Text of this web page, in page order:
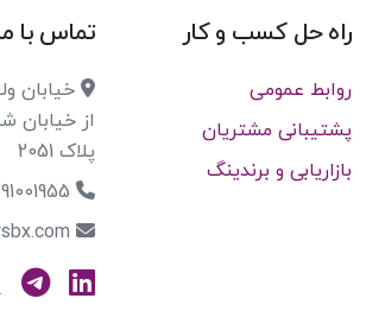
راه حل کسب و کار
روابط عمومی
پشتیبانی مشتریان
بازاریابی و برندینگ
تماس با
خیابان
از خیابان
پلاک 2051